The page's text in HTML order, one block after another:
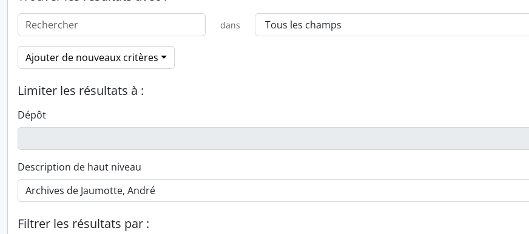
dans
Ajouter de nouveaux critères
Limiter les résultats à :
Dépôt
Description de haut niveau
Filtrer les résultats par :